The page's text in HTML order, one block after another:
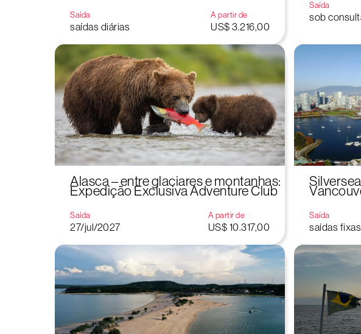
Saída
saídas diárias
A partir de
US$ 3.216,00
Saída
sob
Alasca – entre glaciares e montanhas:
Expedição Exclusiva Adventure Club
Saída
27/jul/2027
A partir de
US$ 10.317,00
Saída
saídas fixas